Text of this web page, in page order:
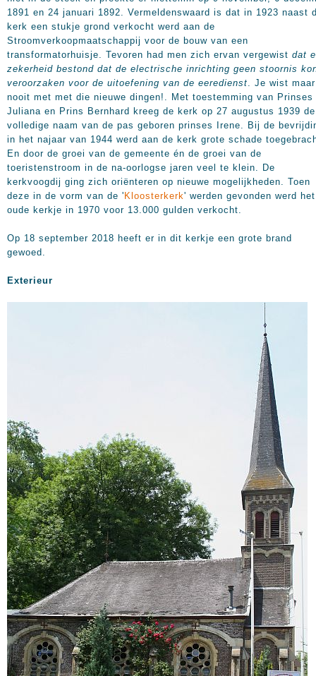
1891 en 24 januari 1892. Vermeldenswaard is dat in 1923 naast
kerk een stukje grond verkocht werd aan de
Stroomverkoopmaatschappij voor de bouw van een
transformatorhuisje. Tevoren had men zich ervan vergewist dat
zekerheid bestond dat de electrische inrichting geen stoornis
veroorzaken voor de uitoefening van de eeredienst. Je wist maar
nooit met met die nieuwe dingen!. Met toestemming van Prinses
Juliana en Prins Bernhard kreeg de kerk op 27 augustus 1939 de
volledige naam van de pas geboren prinses Irene. Bij de
in het najaar van 1944 werd aan de kerk grote schade
En door de groei van de gemeente én de groei van de
toeristenstroom in de na-oorlogse jaren veel te klein. De
kerkvoogdij ging zich oriënteren op nieuwe mogelijkheden. Toen
deze in de vorm van de ' Kloosterkerk' werden gevonden werd het
oude kerkje in 1970 voor 13.000 gulden verkocht.
Op 18 september 2018 heeft er in dit kerkje een grote brand
gewoed.
Exterieur